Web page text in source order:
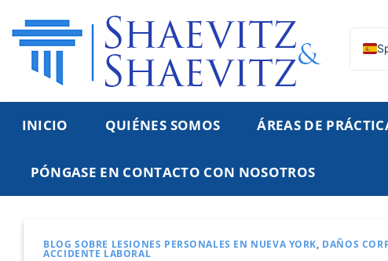
contenido
INICIO QUIÉNES SOMOS ÁREAS DE
PÓNGASE EN CONTACTO CON NOSOTROS
BLOG SOBRE LESIONES PERSONALES EN NUEVA YORK DAÑOS
ACCIDENTE LABORAL